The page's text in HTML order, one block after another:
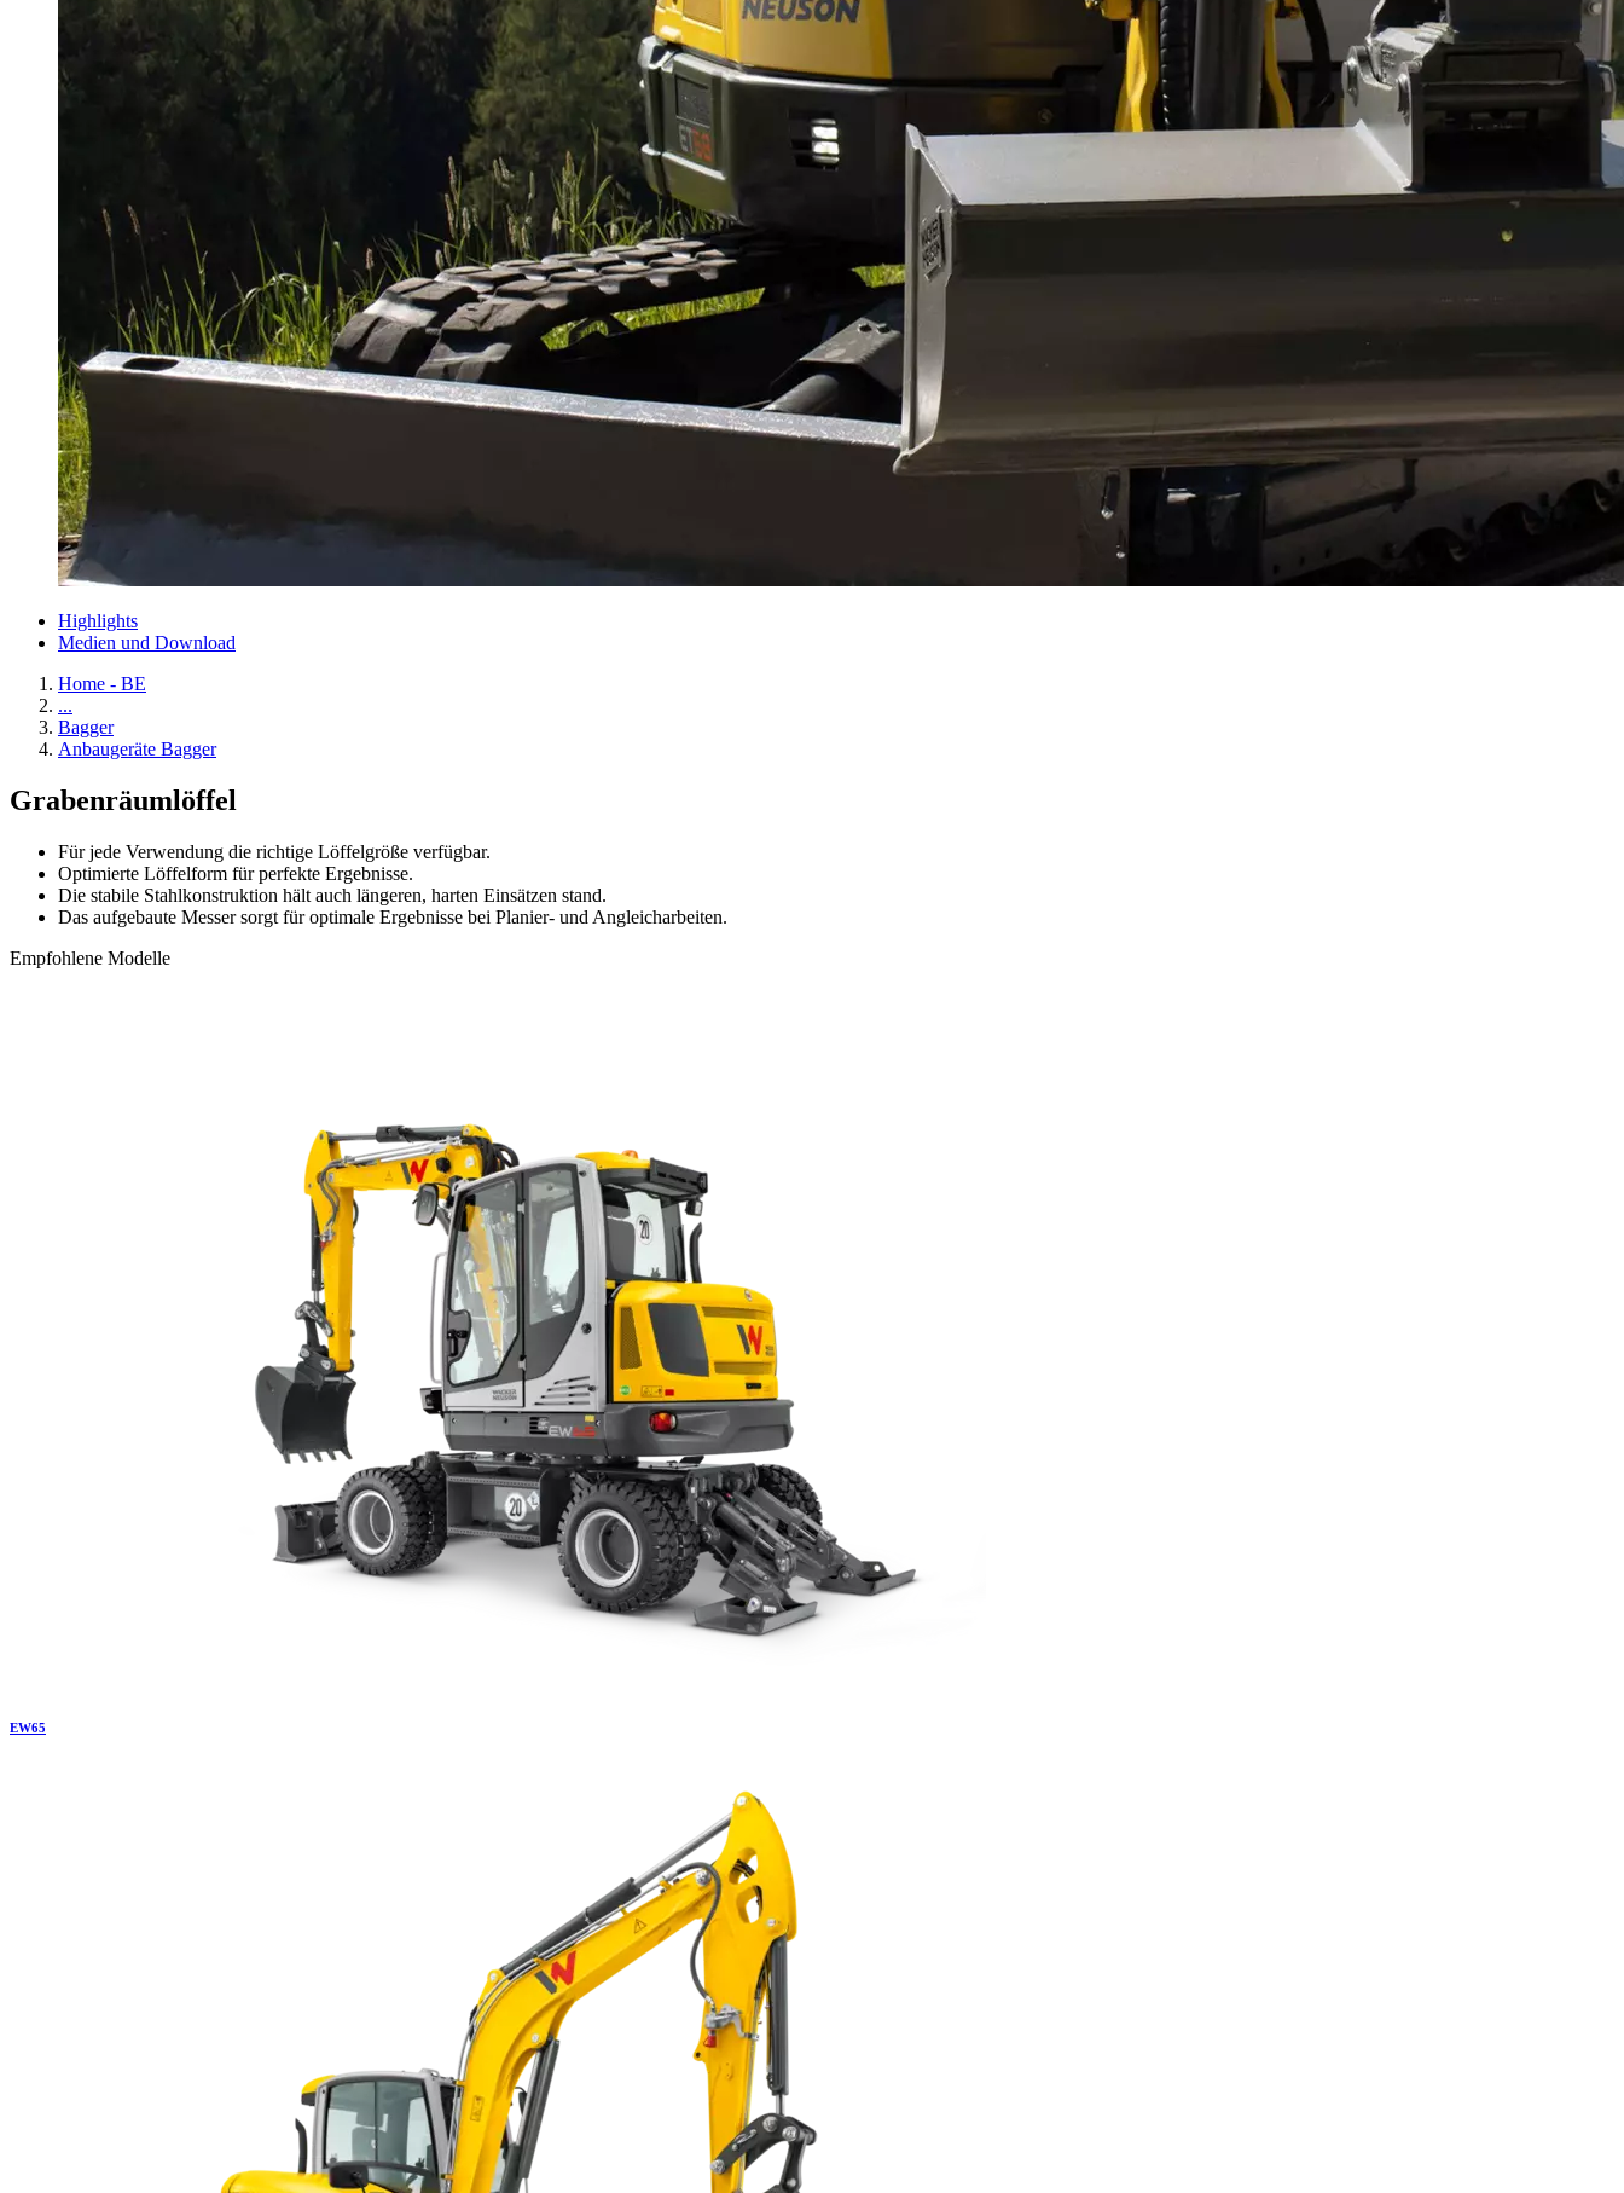
Highlights
Medien und Download
Home - BE
...
Bagger
Anbaugeräte Bagger
Grabenräumlöffel
Für jede Verwendung die richtige Löffelgröße verfügbar.
Optimierte Löffelform für perfekte Ergebnisse.
Die stabile Stahlkonstruktion hält auch längeren, harten Einsätzen stand.
Das aufgebaute Messer sorgt für optimale Ergebnisse bei Planier- und Angleicharbeiten.
Empfohlene Modelle
EW65